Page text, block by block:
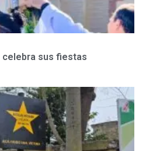
celebra sus fiestas